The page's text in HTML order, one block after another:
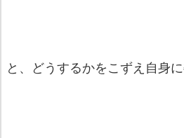
と、どうするかをこずえ自身に